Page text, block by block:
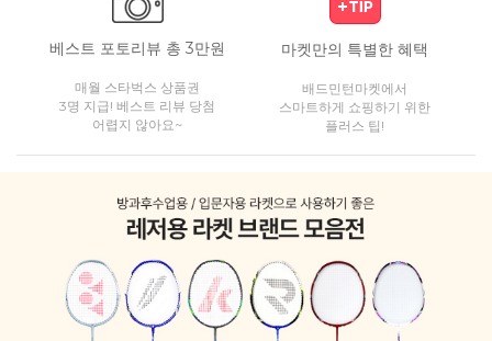
베스트 포토리뷰 총 3만원
매월 스타벅스 상품권
3명 지급! 베스트 리뷰 당첨
어렵지 않아요~
마켓만의 특별한 혜택
배드민턴마켓에서
스마트하게 쇼핑하기 위한
플러스 팁!